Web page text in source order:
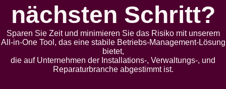
nächsten Schritt?
Sparen Sie Zeit und minimieren Sie das Risiko mit unserem
All-in-One Tool, das eine stabile Betriebs-Management-Lösung
bietet,
die auf Unternehmen der Installations-, Verwaltungs-, und
Reparaturbranche abgestimmt ist.